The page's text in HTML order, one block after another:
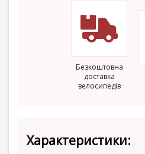
Безкоштовна
доставка
велосипедів
Характеристики: